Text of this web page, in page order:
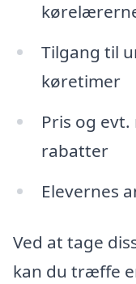
Tilgang til
køretimer
Pris og
rabatter
Elevernes
Ved at tage
kan du træffe